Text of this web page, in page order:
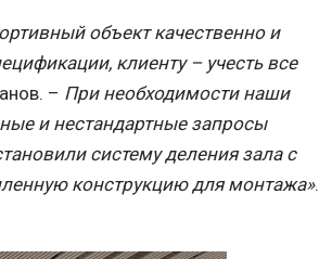
объект качественно и
клиенту – учесть все
– При необходимости наши
и нестандартные запросы
систему деления зала с
конструкцию для монтажа».